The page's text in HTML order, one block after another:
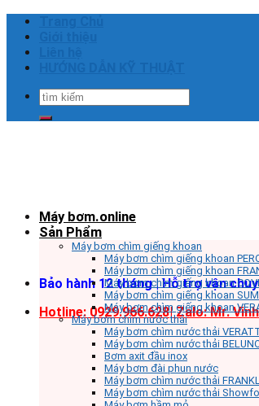
Skip
content
Tìm
Bảo hành 12 tháng | Hỗ trợ vận
Hotline: 0929.966.628|Zalo: Mr. Vinh
Máy bơm.online
Sản Phẩm
Máy bơm chìm giếng khoan
Máy bơm chìm giếng khoan
Máy bơm chìm giếng khoan
Máy bơm chìm giếng khoan
Máy bơm chìm giếng khoan
Máy bơm chìm giếng khoan
Máy bơm chìm nước thải
Máy bơm chìm nước thải
Máy bơm chìm nước thải
Bơm axit đầu inox
Máy bơm đài phun nước
Máy bơm chìm nước thải
Máy bơm chìm nước thải